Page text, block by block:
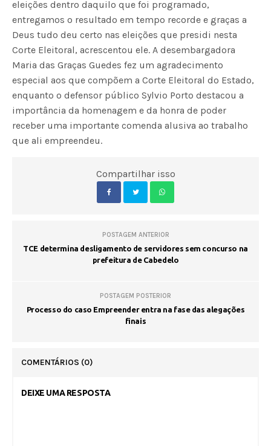
eleições dentro daquilo que foi programado,
entregamos o resultado em tempo recorde e graças a
Deus tudo deu certo nas eleições que presidi nesta
Corte Eleitoral, acrescentou ele. A desembargadora
Maria das Graças Guedes fez um agradecimento
especial aos que compõem a Corte Eleitoral do Estado,
enquanto o defensor público Sylvio Porto destacou a
importância da homenagem e da honra de poder
receber uma importante comenda alusiva ao trabalho
que ali empreendeu.
Compartilhar isso
POSTAGEM ANTERIOR
TCE determina desligamento de servidores sem concurso na
prefeitura de Cabedelo
POSTAGEM POSTERIOR
Processo do caso Empreender entra na fase das alegações
finais
COMENTÁRIOS (0)
DEIXE UMA RESPOSTA